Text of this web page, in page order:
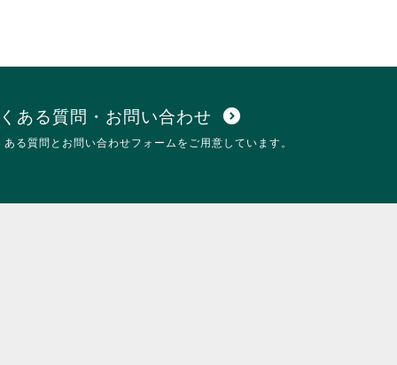
ある質問・お問い合わせ expand_circle_down
ある質問とお問い合わせフォームをご用意しています。